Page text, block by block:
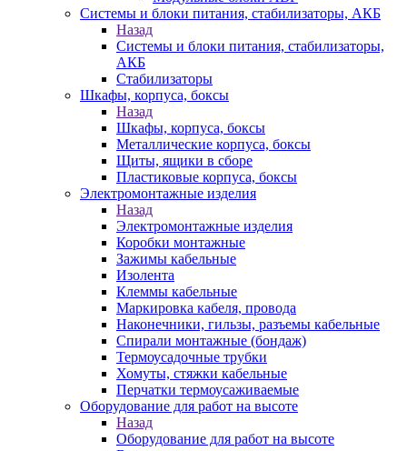
Системы и блоки питания, стабилизаторы, АКБ
Назад
Системы и блоки питания, стабилизаторы,
АКБ
Стабилизаторы
Шкафы, корпуса, боксы
Назад
Шкафы, корпуса, боксы
Металлические корпуса, боксы
Щиты, ящики в сборе
Пластиковые корпуса, боксы
Электромонтажные изделия
Назад
Электромонтажные изделия
Коробки монтажные
Зажимы кабельные
Изолента
Клеммы кабельные
Маркировка кабеля, провода
Наконечники, гильзы, разъемы кабельные
Спирали монтажные (бондаж)
Термоусадочные трубки
Хомуты, стяжки кабельные
Перчатки термоусаживаемые
Оборудование для работ на высоте
Назад
Оборудование для работ на высоте